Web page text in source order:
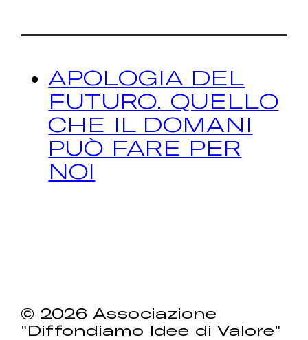
APOLOGIA DEL
FUTURO. QUELLO
CHE IL DOMANI
PUÒ FARE PER
NOI
© 2026 Associazione
"Diffondiamo Idee di Valore"